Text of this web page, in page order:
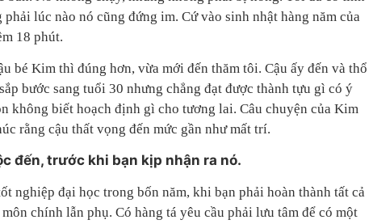
lúc nào nó cũng đứng im. Cứ vào sinh nhật hàng năm của
18 phút.
bé Kim thì đúng hơn, vừa mới đến thăm tôi. Cậu ấy đến và thổ
bước sang tuổi 30 nhưng chẳng đạt được thành tựu gì có ý
không biết hoạch định gì cho tương lai. Câu chuyện của Kim
rằng cậu thất vọng đến mức gần như mất trí.
đến, trước khi bạn kịp nhận ra nó.
nghiệp đại học trong bốn năm, khi bạn phải hoàn thành tất cả
chính lẫn phụ. Có hàng tá yêu cầu phải lưu tâm để có một